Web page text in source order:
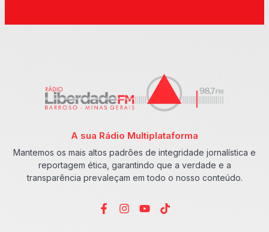
A sua Rádio Multiplataforma
Mantemos os mais altos padrões de integridade jornalística e
reportagem ética, garantindo que a verdade e a
transparência prevaleçam em todo o nosso conteúdo.